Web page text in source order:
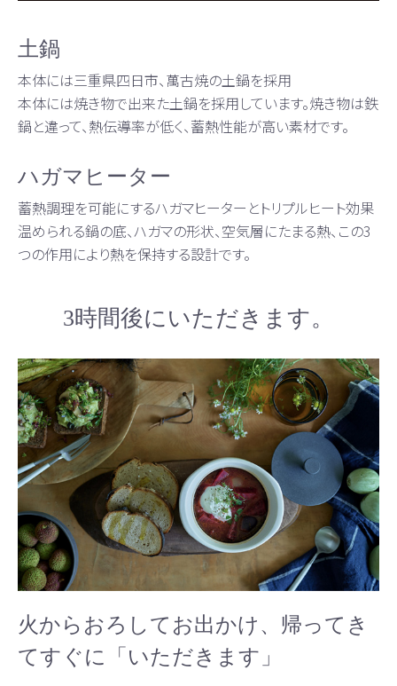
土鍋
本体には三重県四日市、萬古焼の土鍋を採用
本体には焼き物で出来た土鍋を採用しています。焼き物は鉄
鍋と違って、熱伝導率が低く、蓄熱性能が高い素材です。
ハガマヒーター
蓄熱調理を可能にするハガマヒーターとトリプルヒート効果
温められる鍋の底、ハガマの形状、空気層にたまる熱、この3
つの作用により熱を保持する設計です。
3時間後にいただきます。
火からおろしてお出かけ、帰ってき
てすぐに「いただきます」